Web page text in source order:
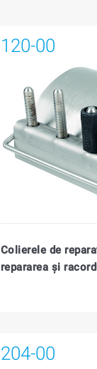
120-00
Colierele de
repararea şi
204-00